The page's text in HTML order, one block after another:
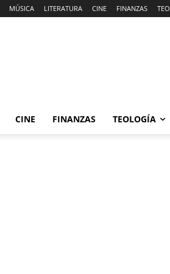
MÚSICA LITERATURA CINE FINANZAS
CINE FINANZAS TEOLOGÍA